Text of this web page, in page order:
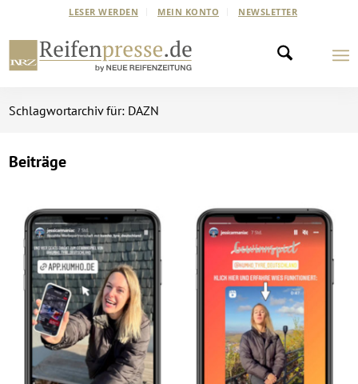
LESER WERDEN MEIN KONTO NEWSLETTER
Schlagwortarchiv für: DAZN
Beiträge